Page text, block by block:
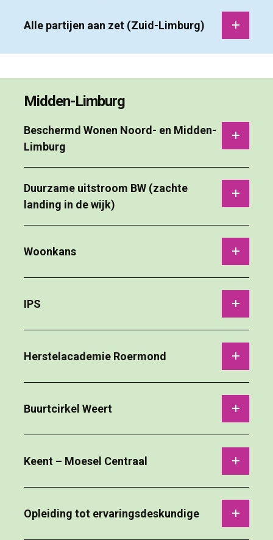
Alle partijen aan zet (Zuid-Limburg)
Midden-Limburg
Beschermd Wonen Noord- en Midden-
Limburg
Duurzame uitstroom BW (zachte
landing in de wijk)
Woonkans
IPS
Herstelacademie Roermond
Buurtcirkel Weert
Keent – Moesel Centraal
Opleiding tot ervaringsdeskundige